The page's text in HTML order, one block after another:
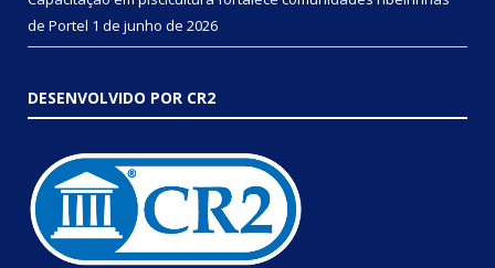
de Portel 1 de junho de 2026
DESENVOLVIDO POR CR2